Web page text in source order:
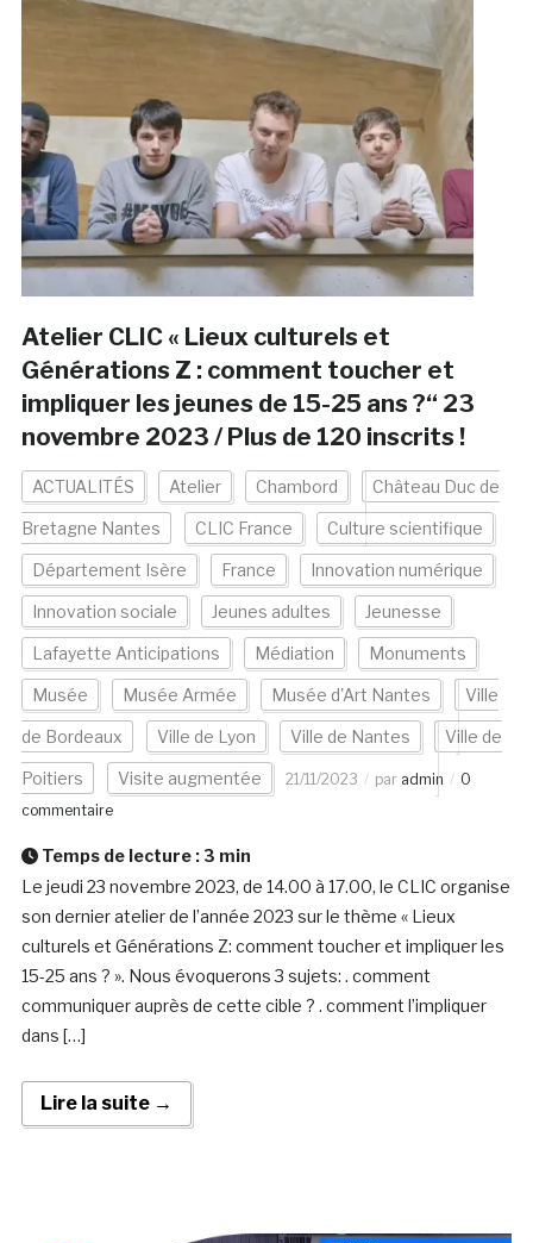
Atelier CLIC « Lieux culturels et
Générations Z : comment toucher et
impliquer les jeunes de 15-25 ans ?“ 23
novembre 2023 / Plus de 120 inscrits !
ACTUALITÉS Atelier Chambord Château Duc de
Bretagne Nantes CLIC France Culture scientifique
Département Isère France Innovation numérique
Innovation sociale Jeunes adultes Jeunesse
Lafayette Anticipations Médiation Monuments
Musée Musée Armée Musée d'Art Nantes Ville
de Bordeaux Ville de Lyon Ville de Nantes Ville de
Poitiers Visite augmentée 21/11/2023 par admin
0
commentaire
Temps de lecture : 3 min
Le jeudi 23 novembre 2023, de 14.00 à 17.00, le CLIC organise
son dernier atelier de l’année 2023 sur le thème « Lieux
culturels et Générations Z: comment toucher et impliquer les
15-25 ans ? ». Nous évoquerons 3 sujets: . comment
communiquer auprès de cette cible ? . comment l’impliquer
dans […]
Lire la suite →